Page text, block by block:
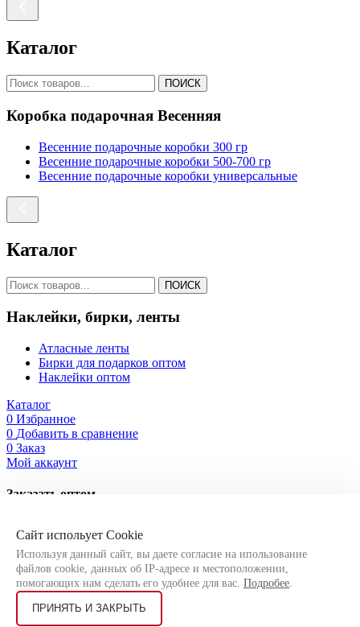
Сайт испольует Cookie
Используя данный сайт, вы даете согласие на ипользование
файлов cookie, данных об IP-адресе и местоположении,
помогающих нам сделать его удобнее для вас. Подробее.
ПРИНЯТЬ И ЗАКРЫТЬ
Каталог
ПОИСК
Коробка подарочная Весенняя
Весенние подарочные коробки 300 гр
Весенние подарочные коробки 500-700 гр
Весенние подарочные коробки универсальные
Каталог
ПОИСК
Наклейки, бирки, ленты
Атласные ленты
Бирки для подарков оптом
Наклейки оптом
Каталог
0 Избранное
0 Добавить в сравнение
0 Заказ
Мой аккаунт
Заказать оптом
с Вами!